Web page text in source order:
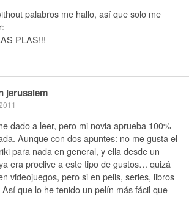
palabros me hallo, así que solo me
PLAS!!!
jerusalem
dado a leer, pero mi novia aprueba 100%
Aunque con dos apuntes: no me gusta el
para nada en general, y ella desde un
era proclive a este tipo de gustos… quizá
videojuegos, pero si en pelis, series, libros
Así que lo he tenido un pelín más fácil que